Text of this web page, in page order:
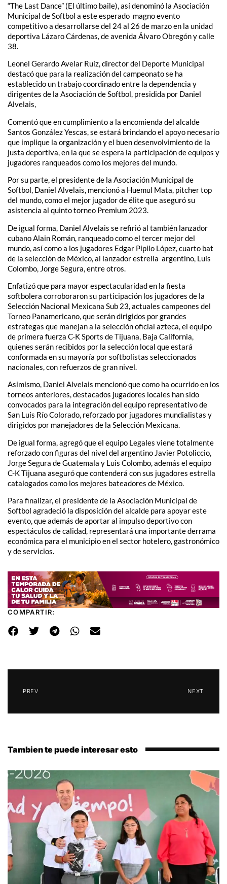
“The Last Dance” (El último baile), así denominó la Asociación
Municipal de Softbol a este esperado magno evento
competitivo a desarrollarse del 24 al 26 de marzo en la unidad
deportiva Lázaro Cárdenas, de avenida Álvaro Obregón y calle
38.
Leonel Gerardo Avelar Ruiz, director del Deporte Municipal
destacó que para la realización del campeonato se ha
establecido un trabajo coordinado entre la dependencia y
dirigentes de la Asociación de Softbol, presidida por Daniel
Alvelais,
Comentó que en cumplimiento a la encomienda del alcalde
Santos González Yescas, se estará brindando el apoyo necesario
que implique la organización y el buen desenvolvimiento de la
justa deportiva, en la que se espera la participación de equipos y
jugadores ranqueados como los mejores del mundo.
Por su parte, el presidente de la Asociación Municipal de
Softbol, Daniel Alvelais, mencionó a Huemul Mata, pitcher top
del mundo, como el mejor jugador de élite que aseguró su
asistencia al quinto torneo Premium 2023.
De igual forma, Daniel Alvelais se refirió al también lanzador
cubano Alain Román, ranqueado como el tercer mejor del
mundo, así como a los jugadores Edgar Pipilo López, cuarto bat
de la selección de México, al lanzador estrella argentino, Luis
Colombo, Jorge Segura, entre otros.
Enfatizó que para mayor espectacularidad en la fiesta
softbolera corroboraron su participación los jugadores de la
Selección Nacional Mexicana Sub 23, actuales campeones del
Torneo Panamericano, que serán dirigidos por grandes
estrategas que manejan a la selección oficial azteca, el equipo
de primera fuerza C-K Sports de Tijuana, Baja California,
quienes serán recibidos por la selección local que estará
conformada en su mayoría por softbolistas seleccionados
nacionales, con refuerzos de gran nivel.
Asimismo, Daniel Alvelais mencionó que como ha ocurrido en los
torneos anteriores, destacados jugadores locales han sido
convocados para la integración del equipo representativo de
San Luis Río Colorado, reforzado por jugadores mundialistas y
dirigidos por manejadores de la Selección Mexicana.
De igual forma, agregó que el equipo Legales viene totalmente
reforzado con figuras del nivel del argentino Javier Potoliccio,
Jorge Segura de Guatemala y Luis Colombo, además el equipo
C-K Tijuana aseguró que contenderá con sus jugadores estrella
catalogados como los mejores bateadores de México.
Para finalizar, el presidente de la Asociación Municipal de
Softbol agradeció la disposición del alcalde para apoyar este
evento, que además de aportar al impulso deportivo con
espectáculos de calidad, representará una importante derrama
económica para el municipio en el sector hotelero, gastronómico
y de servicios.
COMPARTIR:
PREV NEXT
Tambien te puede interesar esto